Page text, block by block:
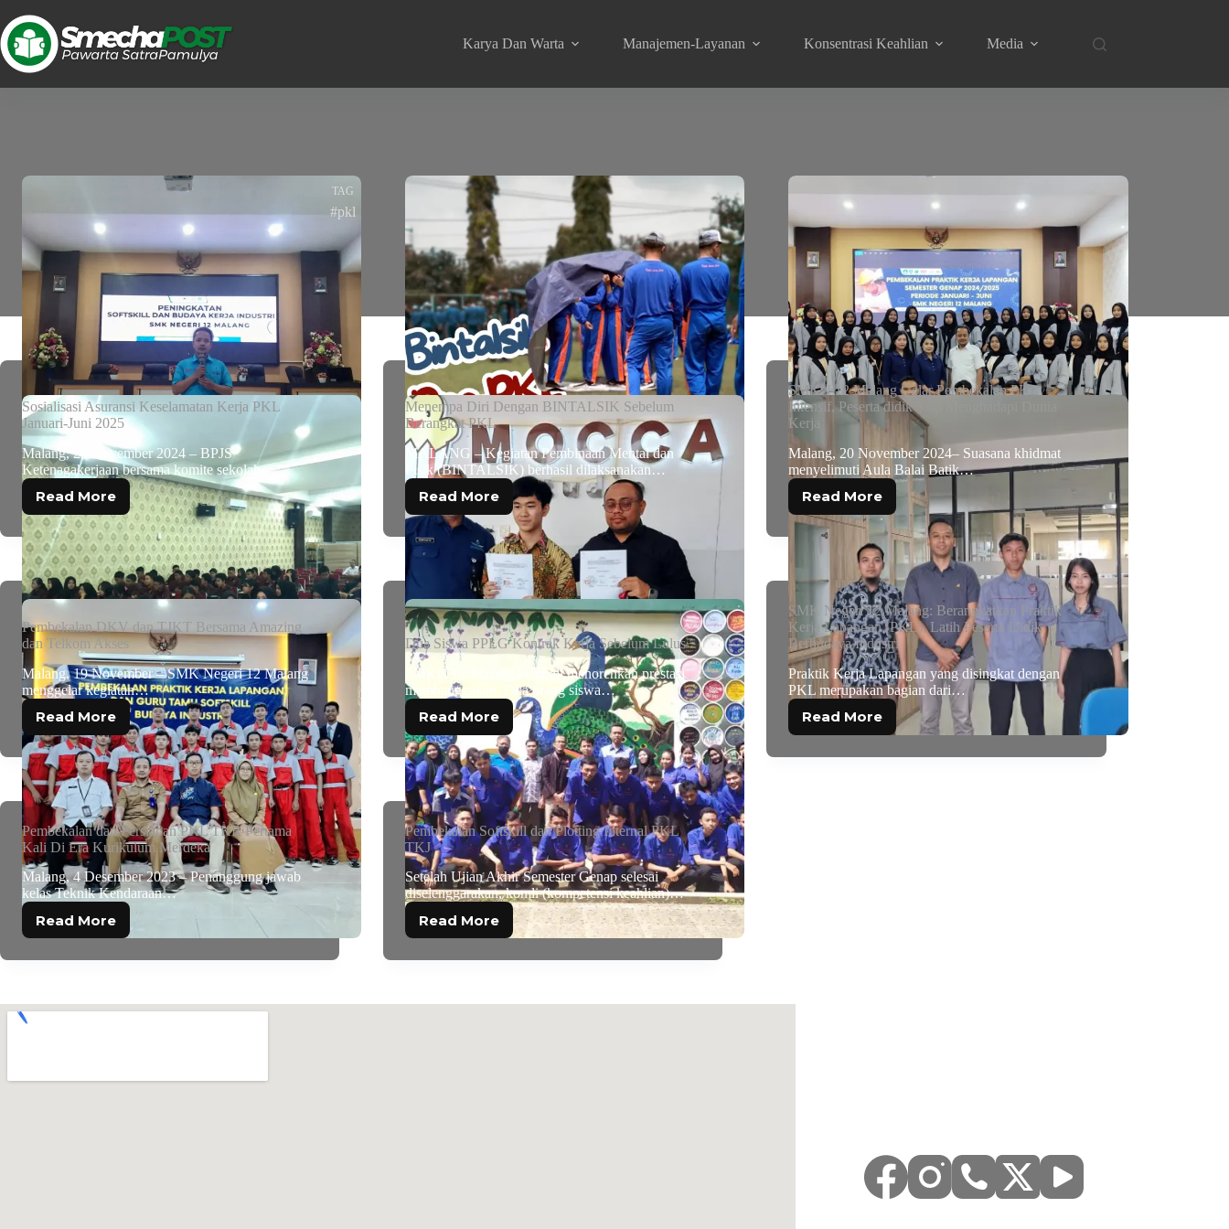
Karya Dan Warta Manajemen-Layanan Konsentrasi Keahlian Media
TAG
#pkl
Sosialisasi Asuransi Keselamatan Kerja PKL
Januari-Juni 2025
Malang, 25 November 2024 – BPJS
Ketenagakerjaan bersama komite sekolah…
Read More
Menempa Diri Dengan BINTALSIK Sebelum
Berangkat PKL
MALANG – Kegiatan Pembinaan Mental dan
Fisik (BINTALSIK) berhasil dilaksanakan…
Read More
SMKN 12 Malang Gelar Pembekalan PKL
Intensif, Peserta didik Siap Menghadapi Dunia
Kerja
Malang, 20 November 2024– Suasana khidmat
menyelimuti Aula Balai Batik…
Read More
Pembekalan DKV dan TJKT Bersama Amazing
dan Telkom Akses
Malang, 19 November – SMK Negeri 12 Malang
menggelar kegiatan…
Read More
Dua Siswa PPLG Kontrak Kerja Sebelum Lulus
SMKN 12 Malang kembali menorehkan prestasi
membanggakan. Dua orang siswa…
Read More
SMK Negeri 12 Malang: Berangkatkan Praktik
Kerja Lapangan (PKL), Latih Peserta Didik
Berbudaya Industri
Praktik Kerja Lapangan yang disingkat dengan
PKL merupakan bagian dari…
Read More
Pembekalan dan Persiapan PKL TKR Pertama
Kali Di Era Kurikulum Merdeka
Malang, 4 Desember 2023 – Penanggung jawab
kelas Teknik Kendaraan…
Read More
Pembekalan Softskill dan Plotting Internal PKL
TKJ
Setelah Ujian Akhir Semester Genap selesai
diselenggarakan, komli (kompetensi keahlian)…
Read More